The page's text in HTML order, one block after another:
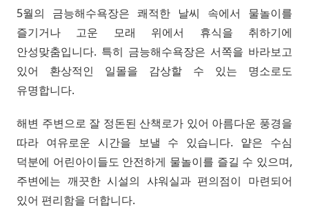
5월의 금능해수욕장은 쾌적한 날씨 속에서 물놀이를
즐기거나 고운 모래 위에서 휴식을 취하기에
안성맞춤입니다. 특히 금능해수욕장은 서쪽을 바라보고
있어 환상적인 일몰을 감상할 수 있는 명소로도
유명합니다.
해변 주변으로 잘 정돈된 산책로가 있어 아름다운 풍경을
따라 여유로운 시간을 보낼 수 있습니다. 얕은 수심
덕분에 어린아이들도 안전하게 물놀이를 즐길 수 있으며,
주변에는 깨끗한 시설의 샤워실과 편의점이 마련되어
있어 편리함을 더합니다.